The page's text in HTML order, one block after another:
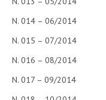
N. 014 – 06/2014
N. 015 – 07/2014
N. 016 – 08/2014
N. 017 – 09/2014